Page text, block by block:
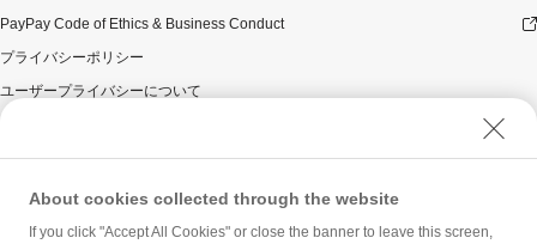
PayPay Code of Ethics & Business Conduct
プライバシーポリシー
ユーザープライバシーについて
ウェブサイト利用規約
反社会的勢力に対する方針
勧誘方針
About cookies collected through the website
If you click "Accept All Cookies" or close the banner to leave this screen,